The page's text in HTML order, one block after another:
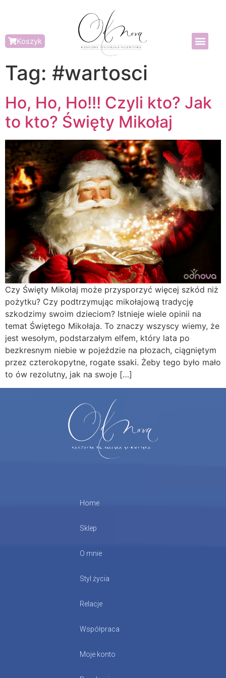
Koszyk
Tag: #wartosci
Ho, Ho, Ho!!! Czyli kto? Jak
to kto? Święty Mikołaj
Czy Święty Mikołaj może przysporzyć więcej szkód niż
pożytku? Czy podtrzymując mikołajową tradycję
szkodzimy swoim dzieciom? Istnieje wiele opinii na
temat Świętego Mikołaja. To znaczy wszyscy wiemy, że
jest wesołym, podstarzałym elfem, który lata po
bezkresnym niebie w pojeździe na płozach, ciągniętym
przez czterokopytne, rogate ssaki. Żeby tego było mało
to ów rezolutny, jak na swoje […]
Home
Sklep
O mnie
Styl życia
Relacje
Współpraca
Moje konto